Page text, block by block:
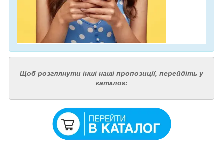
Щоб розглянути інші наші пропозиції, перейдіть у
каталог: